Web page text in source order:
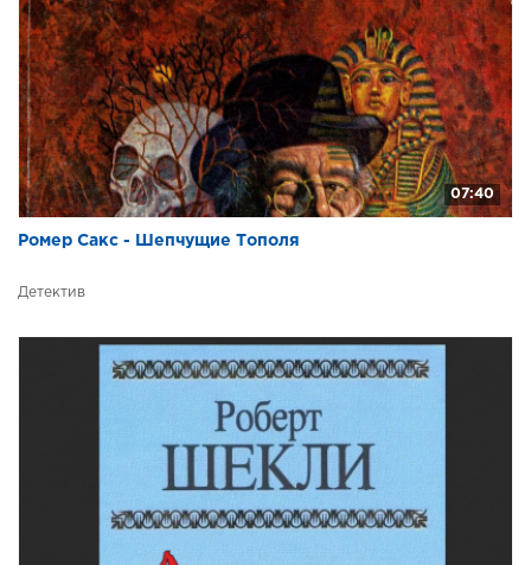
07:40
Ромер Сакс - Шепчущие Тополя
Детектив